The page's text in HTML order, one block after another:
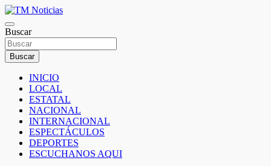
Saltar
al
contenido
TM Noticias
TM Noticias
Buscar
Buscar
INICIO
LOCAL
ESTATAL
NACIONAL
INTERNACIONAL
ESPECTÁCULOS
DEPORTES
ESCUCHANOS AQUI